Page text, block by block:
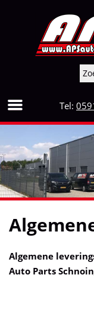
Tel:
Algemene
Auto Parts